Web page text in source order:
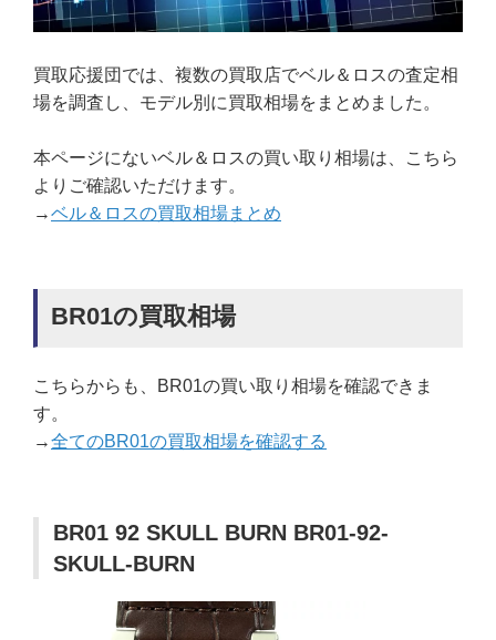
買取応援団では、複数の買取店でベル＆ロスの査定相
場を調査し、モデル別に買取相場をまとめました。
本ページにないベル＆ロスの買い取り相場は、こちら
よりご確認いただけます。
→ベル＆ロスの買取相場まとめ
BR01の買取相場
こちらからも、BR01の買い取り相場を確認できま
す。
→全てのBR01の買取相場を確認する
BR01 92 SKULL BURN BR01-92-
SKULL-BURN